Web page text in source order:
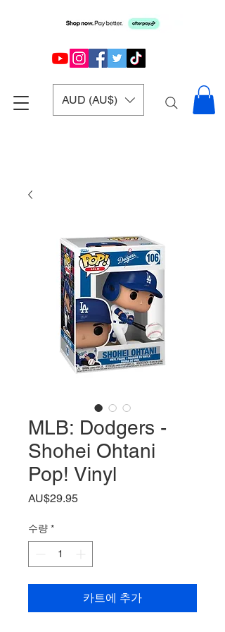
AUD (AU$)
MLB: Dodgers -
Shohei Ohtani
Pop! Vinyl
AU$29.95가
수량 *
카트에 추가